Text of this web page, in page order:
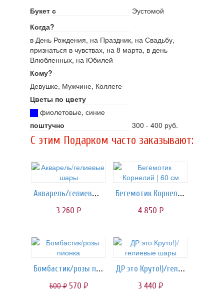
Букет с
Эустомой
Когда?
в День Рождения, на Праздник, на Свадьбу,
признаться в чувствах, на 8 марта, в день
Влюбленных, на Юбилей
Кому?
Девушке, Мужчине, Коллеге
Цветы по цвету
фиолетовые, синие
поштучно
300 - 400 руб.
C этим Подарком часто заказывают:
Акварель/гелиевые шары
3 260 руб.
Бегемотик Корнелий | 60 см
4 850 руб.
Бомбастик/розы пионка
600руб. 570 руб.
ДР это Круто!)/гелиевые шары
3 440 руб.